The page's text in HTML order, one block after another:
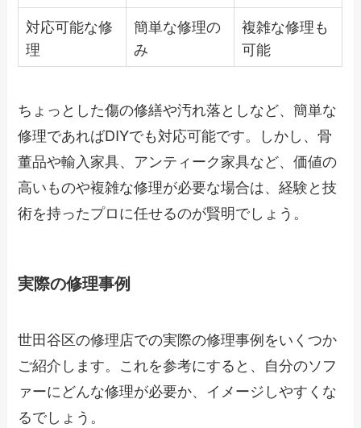
対応可能な修
理
簡単な修理の
み
複雑な修理も
可能
ちょっとした傷の修繕や汚れ落としなど、簡単な
修理であればDIYでも対応可能です。しかし、骨
董品や輸入家具、アンティーク家具など、価値の
高いものや複雑な修理が必要な場合は、経験と技
術を持ったプロに任せるのが賢明でしょう。
実際の修理事例
世田谷区の修理店での実際の修理事例をいくつか
ご紹介します。これを参考にすると、自分のソフ
ァーにどんな修理が必要か、イメージしやすくな
るでしょう。